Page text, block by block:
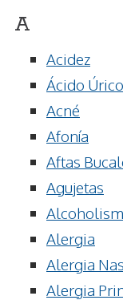
A
Acidez
Ácido Úrico
Acné
Afonía
Aftas
Agujetas
Alergia
Alergia
Alergia